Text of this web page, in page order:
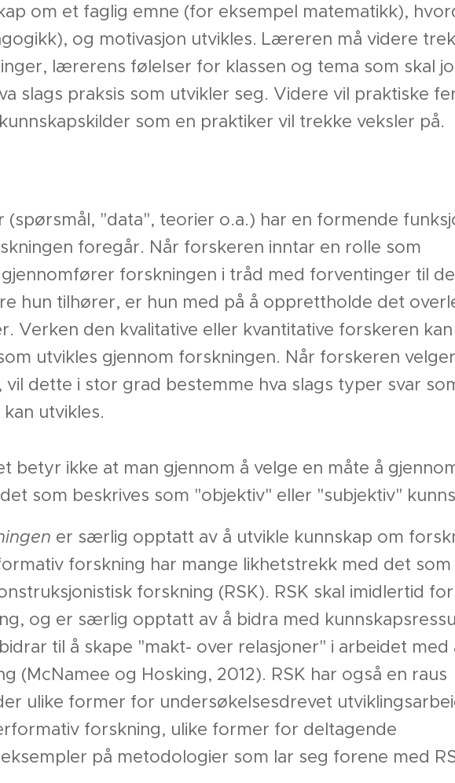
om et faglig emne (for eksempel matematikk),
og motivasjon utvikles. Læreren må videre
lærerens følelser for klassen og tema som skal
slags praksis som utvikler seg. Videre vil praktiske
som en praktiker vil trekke veksler på.
"data", teorier o.a.) har en formende
foregår. Når forskeren inntar en rolle som
forskningen i tråd med forventinger til
hun tilhører, er hun med på å opprettholde det
Verken den kvalitative eller kvantitative forskeren
utvikles gjennom forskningen. Når forskeren
dette i stor grad bestemme hva slags typer svar
utvikles.
betyr ikke at man gjennom å velge en måte å
som beskrives som "objektiv" eller "subjektiv"
er særlig opptatt av å utvikle kunnskap om
forskning har mange likhetstrekk med det som
forskning (RSK). RSK skal imidlertid
og er særlig opptatt av å bidra med
til å skape "makt- over relasjoner" i arbeidet med
(McNamee og Hosking, 2012). RSK har også en raus
ulike former for undersøkelsesdrevet
forskning, ulike former for deltagende
på metodologier som lar seg forene med